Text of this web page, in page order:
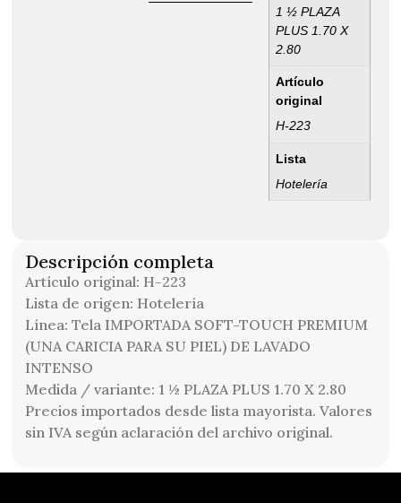
1 ½ PLAZA
PLUS 1.70 X
2.80
Artículo
original
H-223
Lista
Hotelería
Descripción completa
Artículo original: H-223
Lista de origen: Hotelería
Línea: Tela IMPORTADA SOFT-TOUCH PREMIUM
(UNA CARICIA PARA SU PIEL) DE LAVADO
INTENSO
Medida / variante: 1 ½ PLAZA PLUS 1.70 X 2.80
Precios importados desde lista mayorista. Valores
sin IVA según aclaración del archivo original.